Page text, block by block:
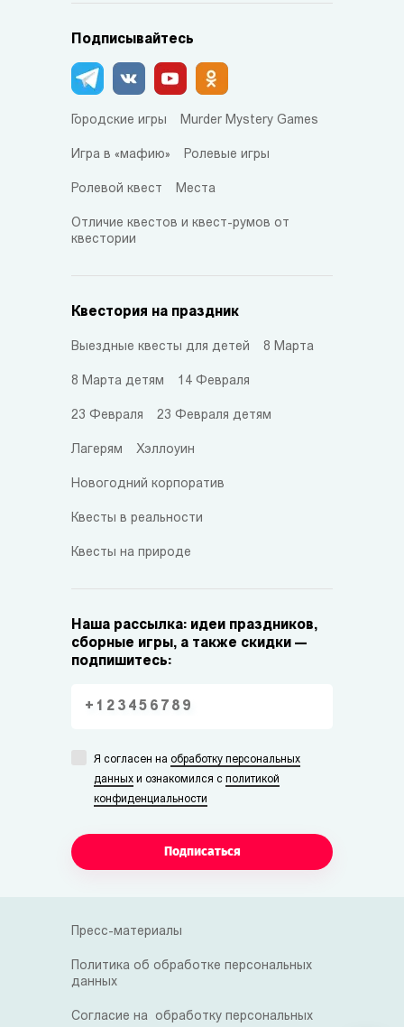
Подписывайтесь
Городские игры Murder Mystery Games
Игра в «мафию» Ролевые игры
Ролевой квест Места
Отличие квестов и квест-румов от
квестории
Квестория на праздник
Выездные квесты для детей 8 Марта
8 Марта детям 14 Февраля
23 Февраля 23 Февраля детям
Лагерям Хэллоуин
Новогодний корпоратив
Квесты в реальности
Квесты на природе
Наша рассылка: идеи праздников,
сборные игры, а также скидки —
подпишитесь:
Я согласен на обработку персональных
данных и ознакомился с политикой
конфиденциальности
Подписаться
Пресс-материалы
Политика об обработке персональных
данных
Согласие на обработку персональных